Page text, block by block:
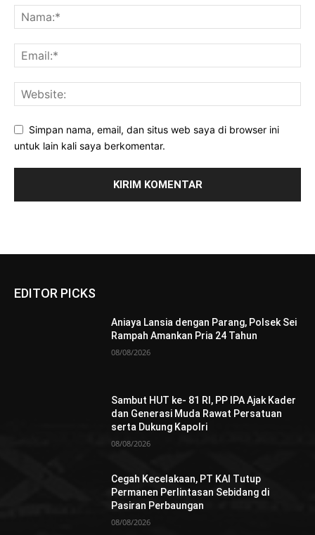
Simpan nama, email, dan situs web saya di browser ini
untuk lain kali saya berkomentar.
EDITOR PICKS
Aniaya Lansia dengan Parang, Polsek Sei
Rampah Amankan Pria 24 Tahun
08/08/2026
Sambut HUT ke- 81 RI, PP IPA Ajak Kader
dan Generasi Muda Rawat Persatuan
serta Dukung Kapolri
08/08/2026
Cegah Kecelakaan, PT KAI Tutup
Permanen Perlintasan Sebidang di
Pasiran Perbaungan
08/08/2026